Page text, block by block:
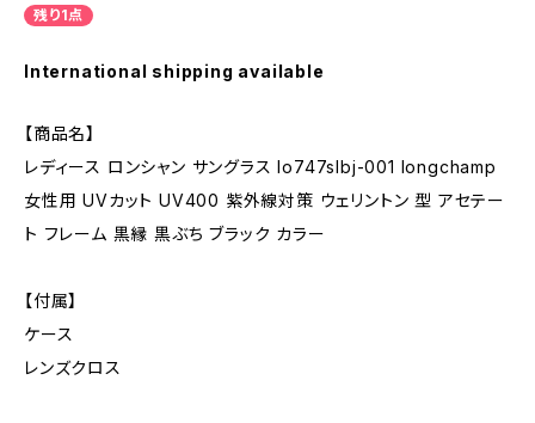
残り1点
International shipping available
【商品名】
レディース ロンシャン サングラス lo747slbj-001 longchamp
女性用 UVカット UV400 紫外線対策 ウェリントン 型 アセテー
ト フレーム 黒縁 黒ぶち ブラック カラー
【付属】
ケース
レンズクロス